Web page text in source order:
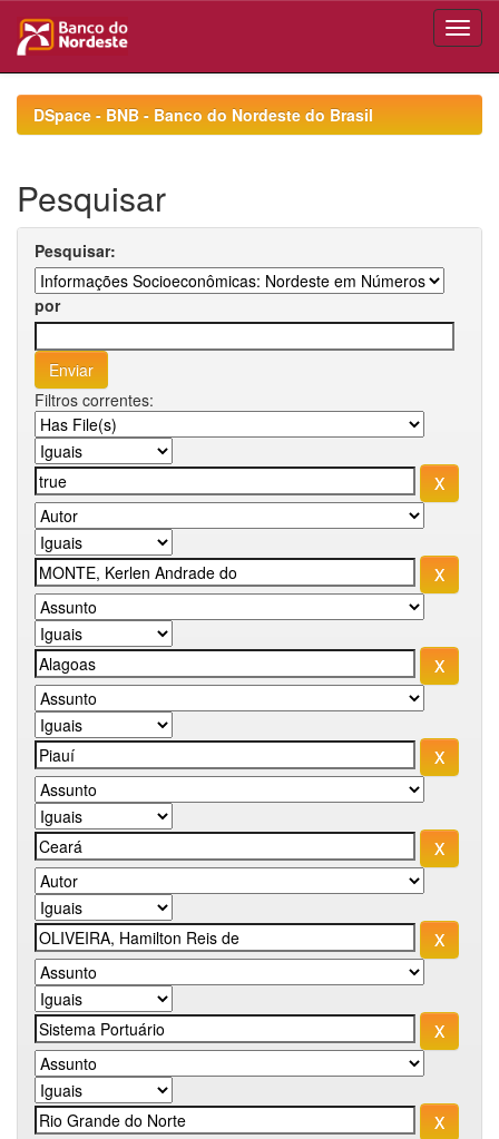
navigationDSpace - BNB - Banco do Nordeste do Brasil
Pesquisar
Pesquisar:
por
Filtros correntes: